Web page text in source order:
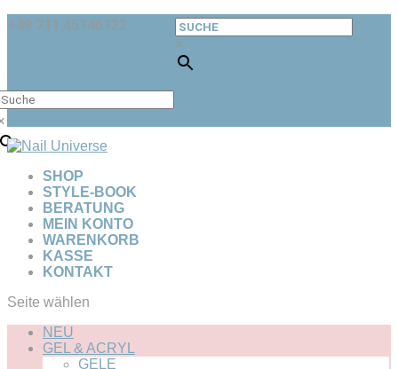
+49 711 45146122
SHOP
STYLE-BOOK
BERATUNG
MEIN KONTO
WARENKORB
KASSE
KONTAKT
Seite wählen
×
NEU
GEL & ACRYL
GELE